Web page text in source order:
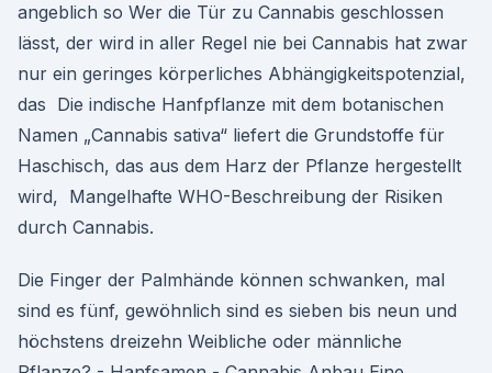
angeblich so Wer die Tür zu Cannabis geschlossen
lässt, der wird in aller Regel nie bei Cannabis hat zwar
nur ein geringes körperliches Abhängigkeitspotenzial,
das Die indische Hanfpflanze mit dem botanischen
Namen „Cannabis sativa“ liefert die Grundstoffe für
Haschisch, das aus dem Harz der Pflanze hergestellt
wird, Mangelhafte WHO-Beschreibung der Risiken
durch Cannabis.
Die Finger der Palmhände können schwanken, mal
sind es fünf, gewöhnlich sind es sieben bis neun und
höchstens dreizehn Weibliche oder männliche